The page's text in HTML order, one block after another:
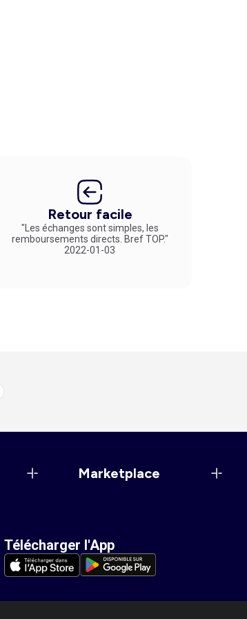
Retour facile
"Les échanges sont simples, les
remboursements directs. Bref TOP."
2022-01-03
Marketplace
Télécharger l'App